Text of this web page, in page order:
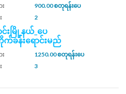
900.00 စတုရန်းပေ
2
င်းမြို့နယ်_ပေ
ခန်းရောင်းမည်
1250.00 စတုရန်းပေ
3